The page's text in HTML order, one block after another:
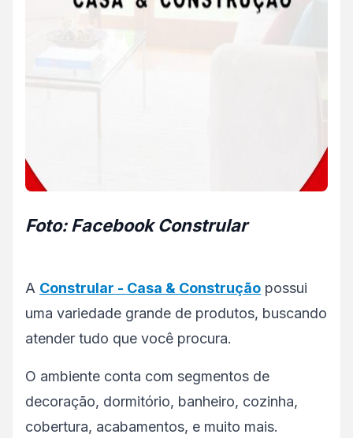
Foto: Facebook Constrular
A Constrular - Casa & Construção possui
uma variedade grande de produtos, buscando
atender tudo que você procura.
O ambiente conta com segmentos de
decoração, dormitório, banheiro, cozinha,
cobertura, acabamentos, e muito mais.